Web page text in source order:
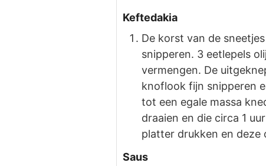
Keftedakia
De korst van de
snipperen. 3 eetlepels
vermengen. De
knoflook fijn snipperen
tot een egale massa
draaien en die circa 1
platter drukken en
Saus